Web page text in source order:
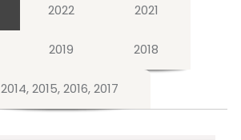
2022 2021
2019 2018
2014, 2015, 2016, 2017